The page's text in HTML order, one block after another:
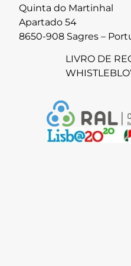
Quinta do Martinhal
Apartado 54
8650-908 Sagres –
LIVRO DE